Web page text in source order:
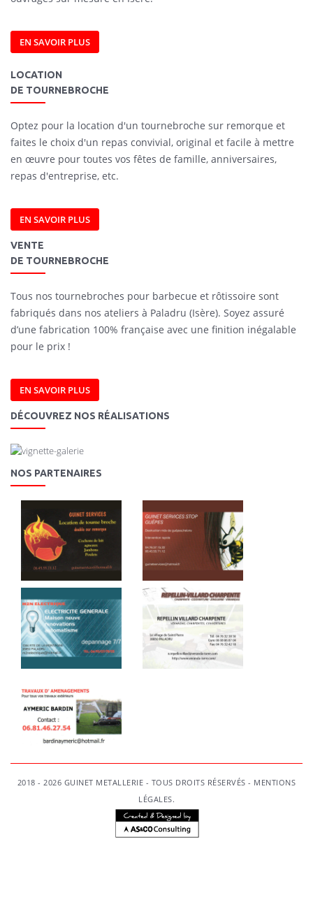
EN SAVOIR PLUS
LOCATION
DE TOURNEBROCHE
Optez pour la location d'un tournebroche sur remorque et
faites le choix d'un repas convivial, original et facile à mettre
en œuvre pour toutes vos fêtes de famille, anniversaires,
repas d'entreprise, etc.
EN SAVOIR PLUS
VENTE
DE TOURNEBROCHE
Tous nos tournebroches pour barbecue et rôtissoire sont
fabriqués dans nos ateliers à Paladru (Isère). Soyez assuré
d’une fabrication 100% française avec une finition inégalable
pour le prix !
EN SAVOIR PLUS
DÉCOUVREZ NOS RÉALISATIONS
NOS PARTENAIRES
2018 - 2026 GUINET METALLERIE - TOUS DROITS RÉSERVÉS - MENTIONS
LÉGALES.